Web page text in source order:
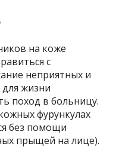
на коже
с
неприятных и
жизни
поход в больницу.
фурункулах
без помощи
прыщей на лице).